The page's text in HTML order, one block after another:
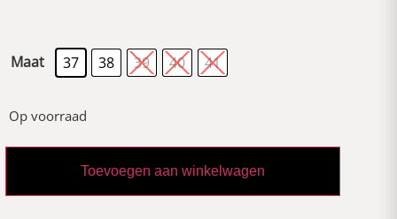
Maat 37 38 39 40 41
Op voorraad
Toevoegen aan winkelwagen